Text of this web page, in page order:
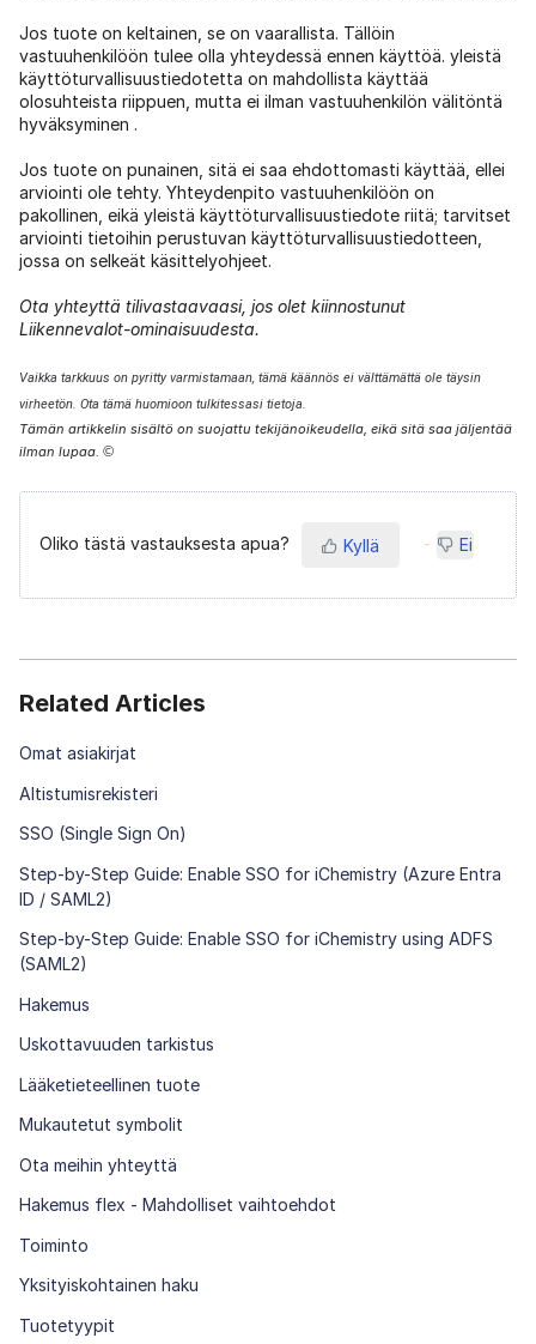
Jos tuote on keltainen, se on vaarallista. Tällöin
vastuuhenkilöön tulee olla yhteydessä ennen käyttöä. yleistä
käyttöturvallisuustiedotetta on mahdollista käyttää
olosuhteista riippuen, mutta ei ilman vastuuhenkilön välitöntä
hyväksyminen .
Jos tuote on punainen, sitä ei saa ehdottomasti käyttää, ellei
arviointi ole tehty. Yhteydenpito vastuuhenkilöön on
pakollinen, eikä yleistä käyttöturvallisuustiedote riitä; tarvitset
arviointi tietoihin perustuvan käyttöturvallisuustiedotteen,
jossa on selkeät käsittelyohjeet.
Ota yhteyttä tilivastaavaasi, jos olet kiinnostunut
Liikennevalot-ominaisuudesta.
Vaikka tarkkuus on pyritty varmistamaan, tämä käännös ei välttämättä ole täysin
virheetön. Ota tämä huomioon tulkitessasi tietoja.
Tämän artikkelin sisältö on suojattu tekijänoikeudella, eikä sitä saa jäljentää
ilman lupaa. ©
Oliko tästä vastauksesta apua? Kyllä Ei
Related Articles
Omat asiakirjat
Altistumisrekisteri
SSO (Single Sign On)
Step-by-Step Guide: Enable SSO for iChemistry (Azure Entra
ID / SAML2)
Step-by-Step Guide: Enable SSO for iChemistry using ADFS
(SAML2)
Hakemus
Uskottavuuden tarkistus
Lääketieteellinen tuote
Mukautetut symbolit
Ota meihin yhteyttä
Hakemus flex - Mahdolliset vaihtoehdot
Toiminto
Yksityiskohtainen haku
Tuotetyypit